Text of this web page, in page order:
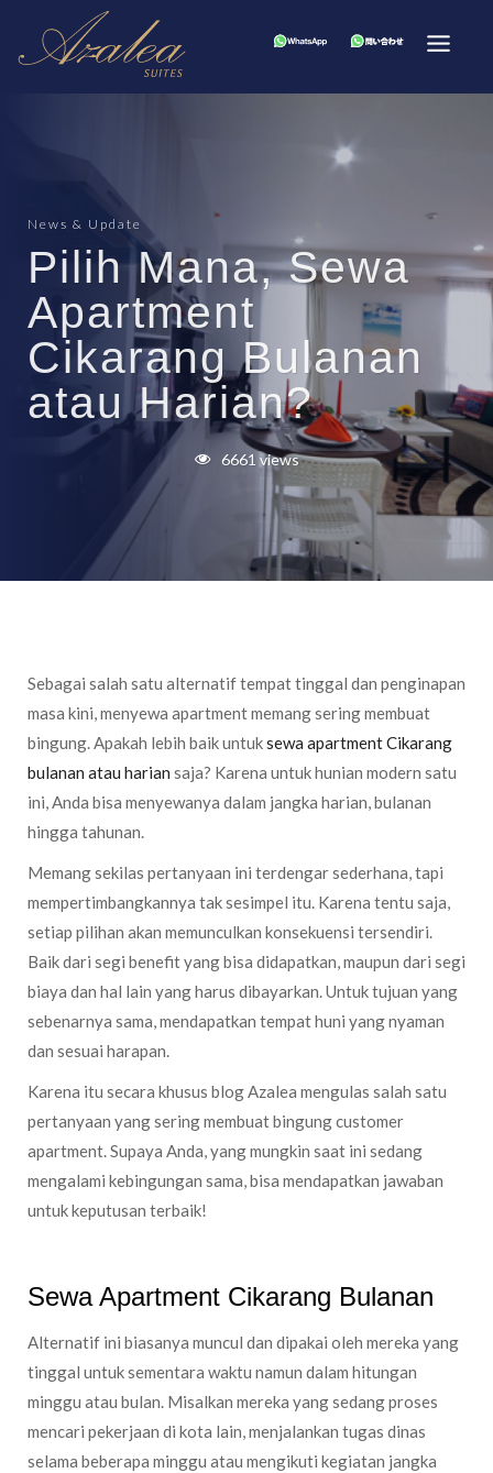
News & Update
Pilih Mana, Sewa
Apartment
Cikarang Bulanan
atau Harian?
6661 views
Sebagai salah satu alternatif tempat tinggal dan penginapan
masa kini, menyewa apartment memang sering membuat
bingung. Apakah lebih baik untuksewa apartment Cikarang
bulanan atau harian saja? Karena untuk hunian modern satu
ini, Anda bisa menyewanya dalam jangka harian, bulanan
hingga tahunan.
Memang sekilas pertanyaan ini terdengar sederhana, tapi
mempertimbangkannya tak sesimpel itu. Karena tentu saja,
setiap pilihan akan memunculkan konsekuensi tersendiri.
Baik dari segi benefit yang bisa didapatkan, maupun dari segi
biaya dan hal lain yang harus dibayarkan. Untuk tujuan yang
sebenarnya sama, mendapatkan tempat huni yang nyaman
dan sesuai harapan.
Karena itu secara khusus blog Azalea mengulas salah satu
pertanyaan yang sering membuat bingung customer
apartment. Supaya Anda, yang mungkin saat ini sedang
mengalami kebingungan sama, bisa mendapatkan jawaban
untuk keputusan terbaik!
Sewa Apartment Cikarang Bulanan
Alternatif ini biasanya muncul dan dipakai oleh mereka yang
tinggal untuk sementara waktu namun dalam hitungan
minggu atau bulan. Misalkan mereka yang sedang proses
mencari pekerjaan di kota lain, menjalankan tugas dinas
selama beberapa minggu atau mengikuti kegiatan jangka